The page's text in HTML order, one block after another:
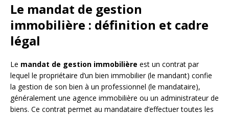
Le mandat de gestion
immobilière : définition et cadre
légal
Le mandat de gestion immobilière est un contrat par
lequel le propriétaire d’un bien immobilier (le mandant) confie
la gestion de son bien à un professionnel (le mandataire),
généralement une agence immobilière ou un administrateur de
biens. Ce contrat permet au mandataire d’effectuer toutes les